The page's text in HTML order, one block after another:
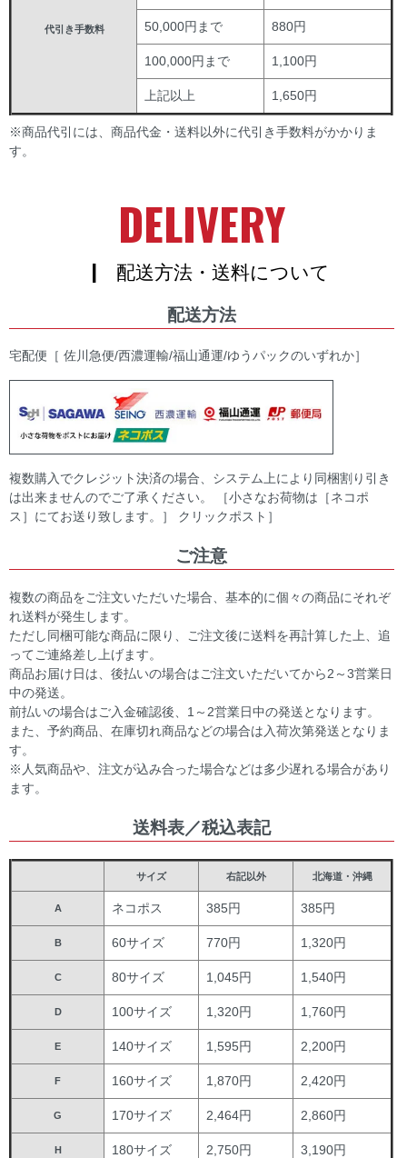
代引き手数料 50,000円まで 880円
100,000円まで 1,100円
上記以上 1,650円
※商品代引には、商品代金・送料以外に代引き手数料がかかりま
す。
DELIVERY
| 配送方法・送料について
配送方法
宅配便［ 佐川急便/西濃運輸/福山通運/ゆうパックのいずれか］
複数購入でクレジット決済の場合、システム上により同梱割り引き
は出来ませんのでご了承ください。 ［小さなお荷物は［ネコポ
ス］にてお送り致します。］ クリックポスト］
ご注意
複数の商品をご注文いただいた場合、基本的に個々の商品にそれぞ
れ送料が発生します。
ただし同梱可能な商品に限り、ご注文後に送料を再計算した上、追
ってご連絡差し上げます。
商品お届け日は、後払いの場合はご注文いただいてから2～3営業日
中の発送。
前払いの場合はご入金確認後、1～2営業日中の発送となります。
また、予約商品、在庫切れ商品などの場合は入荷次第発送となりま
す。
※人気商品や、注文が込み合った場合などは多少遅れる場合があり
ます。
送料表／税込表記
サイズ 右記以外 北海道・沖縄
A ネコポス 385円 385円
B 60サイズ 770円 1,320円
C 80サイズ 1,045円 1,540円
D 100サイズ 1,320円 1,760円
E 140サイズ 1,595円 2,200円
F 160サイズ 1,870円 2,420円
G 170サイズ 2,464円 2,860円
H 180サイズ 2,750円 3,190円